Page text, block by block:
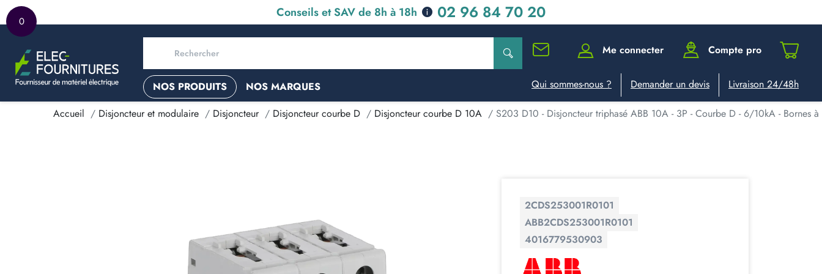
0
Conseils et SAV de 8h à 18h 02 96 84 70 20
NOS PRODUITS NOS MARQUES
Me connecter Compte pro
Qui sommes-nous ? Demander un devis Livraison 24/48h
Accueil Disjoncteur et modulaire Disjoncteur Disjoncteur courbe D Disjoncteur courbe D 10A S203 D10 - Disjoncteur triphasé ABB 10A - 3P - Courbe D - 6/10kA - Bornes
2CDS253001R0101
ABB2CDS253001R0101
4016779530903